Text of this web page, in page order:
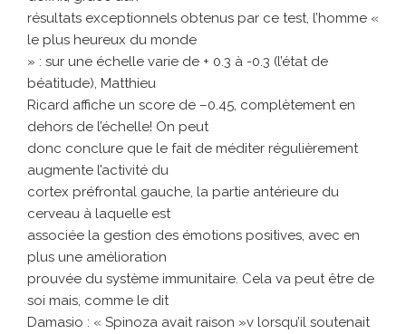
résultats exceptionnels obtenus par ce test, l’homme «
le plus heureux du monde
» : sur une échelle varie de + 0.3 à -0.3 (l’état de
béatitude), Matthieu
Ricard affiche un score de –0.45, complètement en
dehors de l’échelle! On peut
donc conclure que le fait de méditer régulièrement
augmente l’activité du
cortex préfrontal gauche, la partie antérieure du
cerveau à laquelle est
associée la gestion des émotions positives, avec en
plus une amélioration
prouvée du système immunitaire. Cela va peut être de
soi mais, comme le dit
Damasio : « Spinoza avait raison »v lorsqu’il soutenait